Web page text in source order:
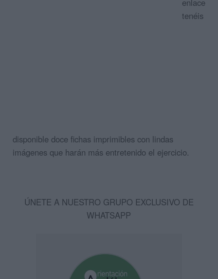
enlace
tenéis
disponible doce fichas imprimibles con lindas
imágenes que harán más entretenido el ejercicio.
ÚNETE A NUESTRO GRUPO EXCLUSIVO DE
WHATSAPP